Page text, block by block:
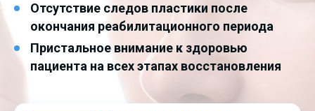
Отсутствие следов пластики после
окончания реабилитационного периода
Пристальное внимание к здоровью
пациента на всех этапах восстановления